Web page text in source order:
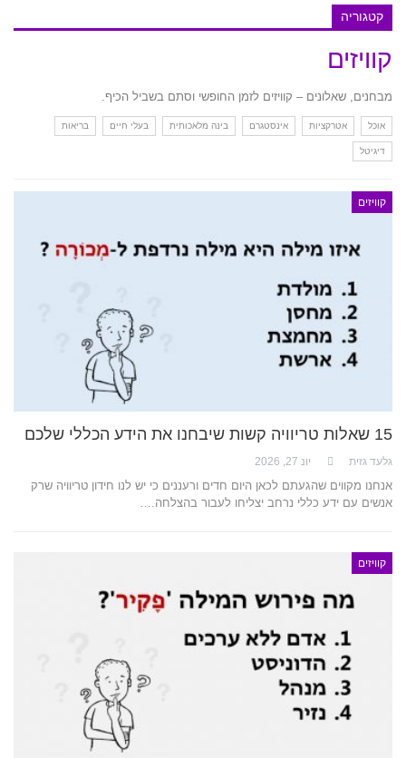
קטגוריה
קוויזים
מבחנים, שאלונים – קוויזים לזמן החופשי וסתם בשביל הכיף.
אוכל אטרקציות אינסטגרם בינה מלאכותית בעלי חיים בריאות
דיגיטל
קוויזים
15 שאלות טריוויה קשות שיבחנו את הידע הכללי שלכם
גלעד גזית יונ 27, 2026
אנחנו מקווים שהגעתם לכאן היום חדים ורעננים כי יש לנו חידון טריוויה שרק
אנשים עם ידע כללי נרחב יצליחו לעבור בהצלחה.…
קוויזים